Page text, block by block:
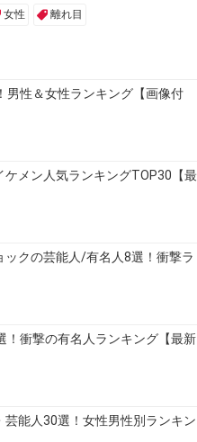
女性 離れ目
男性＆女性ランキング【画像付
ケメン人気ランキングTOP30【最
ックの芸能人/有名人8選！衝撃ラ
！衝撃の有名人ランキング【最新
芸能人30選！女性男性別ランキン